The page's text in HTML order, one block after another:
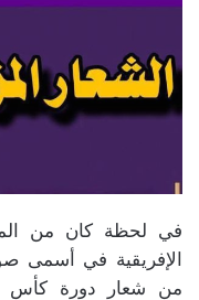
في لحظة كان من
الإفريقية في أسمى
من شعار دورة كأس